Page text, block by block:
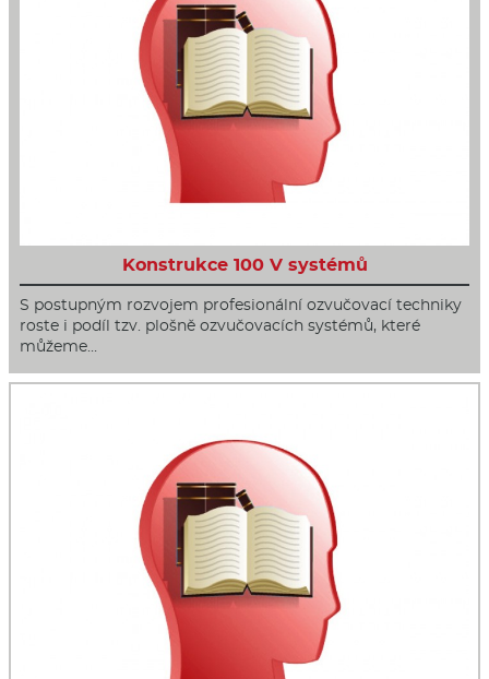
Konstrukce 100 V systémů
S postupným rozvojem profesionální ozvučovací techniky
roste i podíl tzv. plošně ozvučovacích systémů, které
můžeme…